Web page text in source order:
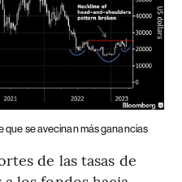
que se avecinan más ganancias
de las tasas de